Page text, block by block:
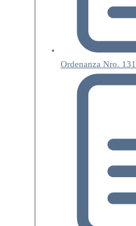
Ordenanza Nro. 131